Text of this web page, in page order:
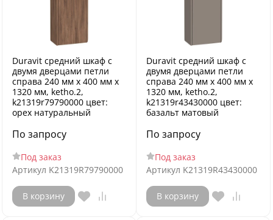
Duravit средний шкаф с
двумя дверцами петли
справа 240 мм х 400 мм х
1320 мм, ketho.2,
k21319r79790000 цвет:
орех натуральный
По запросу
Под заказ
Артикул K21319R79790000
В корзину
Duravit средний шкаф с
двумя дверцами петли
справа 240 мм х 400 мм х
1320 мм, ketho.2,
k21319r43430000 цвет:
базальт матовый
По запросу
Под заказ
Артикул K21319R43430000
В корзину